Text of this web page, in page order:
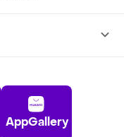
AppGallery